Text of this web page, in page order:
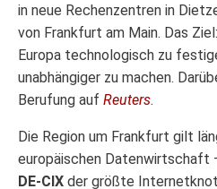
in neue Rechenzentren in
von Frankfurt am Main. Das
Europa technologisch zu
unabhängiger zu machen.
Berufung auf Reuters.
Die Region um Frankfurt gilt
europäischen Datenwirtschaft
DE-CIX der größte